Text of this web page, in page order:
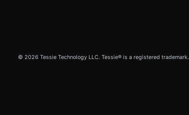
© 2026 Tessie Technology LLC. Tessie® is a registered trademark.